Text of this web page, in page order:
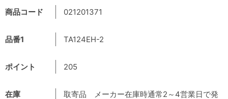
商品コード 021201371
品番1 TA124EH-2
ポイント 205
在庫
取寄品 メーカー在庫時通常2～4営業日で発